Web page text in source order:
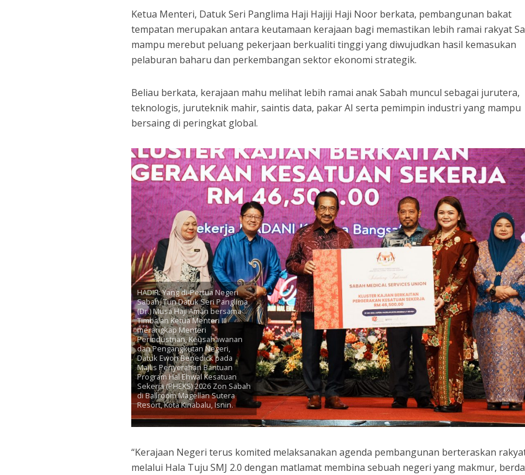
Ketua Menteri, Datuk Seri Panglima Haji Hajiji Haji Noor berkata, pembangunan bakat
tempatan merupakan antara keutamaan kerajaan bagi memastikan lebih ramai rakyat
mampu merebut peluang pekerjaan berkualiti tinggi yang diwujudkan hasil kemasukan
pelaburan baharu dan perkembangan sektor ekonomi strategik.
Beliau berkata, kerajaan mahu melihat lebih ramai anak Sabah muncul sebagai jurutera,
teknologis, juruteknik mahir, saintis data, pakar AI serta pemimpin industri yang mampu
bersaing di peringkat global.
HADIR: Yang di-Pertua Negeri
Sabah, Tun Datuk Seri Panglima
(Dr.) Musa Haji Aman bersama
Timbalan Ketua Menteri III
merangkap Menteri
Perindustrian, Keusahawanan
dan Pengangkutan Negeri,
Datuk Ewon Benedick pada
Majlis Penyerahan Bantuan
Program Hal Ehwal Kesatuan
Sekerja (PHEKS) 2026 Zon Sabah
di Ballroom Magellan Sutera
Resort, Kota Kinabalu, Isnin.
“Kerajaan Negeri terus komited melaksanakan agenda pembangunan berteraskan
melalui Hala Tuju SMJ 2.0 dengan matlamat membina sebuah negeri yang makmur,